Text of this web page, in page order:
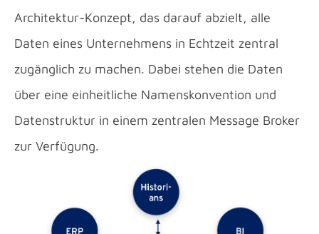
Architektur-Konzept, das darauf abzielt, alle
Daten eines Unternehmens in Echtzeit zentral
zugänglich zu machen. Dabei stehen die Daten
über eine einheitliche Namenskonvention und
Datenstruktur in einem zentralen Message Broker
zur Verfügung.